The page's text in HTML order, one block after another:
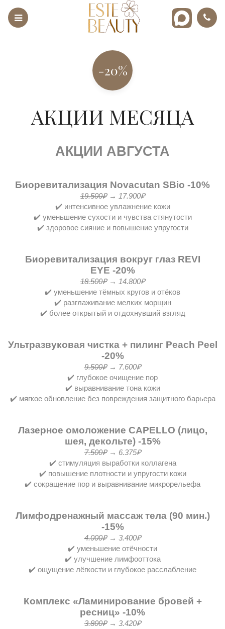
-20%
АКЦИИ МЕСЯЦА
АКЦИИ АВГУСТА
Биоревитализация Novacutan SBio -10%
19.500₽→ 17.900₽
✔️ интенсивное увлажнение кожи
✔️ уменьшение сухости и чувства стянутости
✔️ здоровое сияние и повышение упругости
Биоревитализация вокруг глаз REVI
EYE -20%
18.500₽→ 14.800₽
✔️ уменьшение тёмных кругов и отёков
✔️ разглаживание мелких морщин
✔️ более открытый и отдохнувший взгляд
Ультразвуковая чистка + пилинг Peach Peel
-20%
9.500₽→ 7.600₽
✔️ глубокое очищение пор
✔️ выравнивание тона кожи
✔️ мягкое обновление без повреждения защитного барьера
Лазерное омоложение CAPELLO (лицо,
шея, декольте) -15%
7.500₽→ 6.375₽
✔️ стимуляция выработки коллагена
✔️ повышение плотности и упругости кожи
✔️ сокращение пор и выравнивание микрорельефа
Лимфодренажный массаж тела (90 мин.)
-15%
4.000₽→ 3.400₽
✔️ уменьшение отёчности
✔️ улучшение лимфооттока
✔️ ощущение лёгкости и глубокое расслабление
Комплекс «Ламинирование бровей +
ресниц» -10%
3.800₽→ 3.420₽